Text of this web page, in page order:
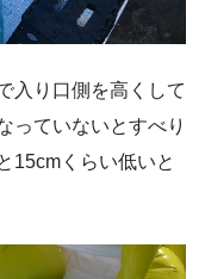
入り口側を高くして
っていないとすべり
15cmくらい低いと